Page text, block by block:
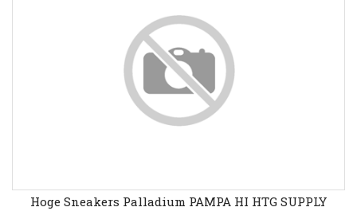
Hoge Sneakers Palladium PAMPA HI HTG SUPPLY